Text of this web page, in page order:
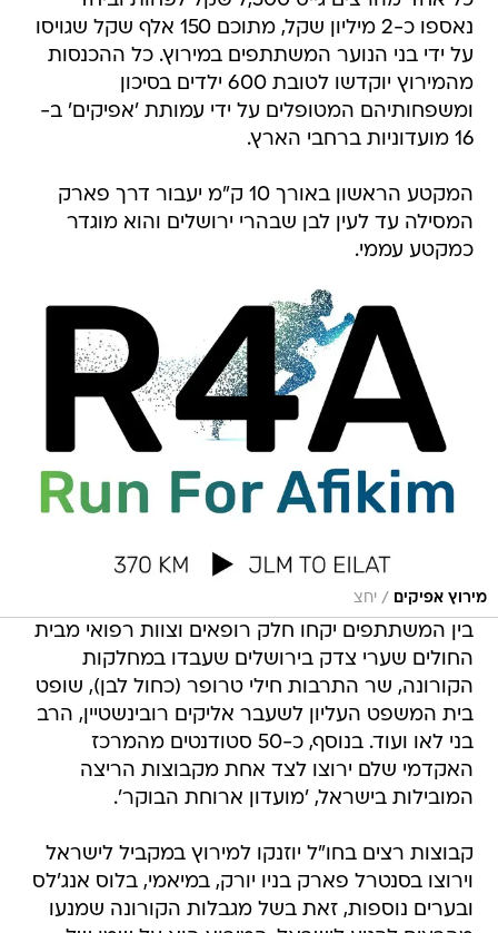
נאספו כ-2 מיליון שקל, מתוכם 150 אלף שקל שגויסו
על ידי בני הנוער המשתתפים במירוץ. כל ההכנסות
מהמירוץ יוקדשו לטובת 600 ילדים בסיכון
ומשפחותיהם המטופלים על ידי עמותת 'אפיקים' ב-
16 מועדוניות ברחבי הארץ.
המקטע הראשון באורך 10 ק"מ יעבור דרך פארק
המסילה עד לעין לבן שבהרי ירושלים והוא מוגדר
כמקטע עממי.
מירוץ אפיקים / יחצ
בין המשתתפים יקחו חלק רופאים וצוות רפואי מבית
החולים שערי צדק בירושלים שעבדו במחלקות
הקורונה, שר התרבות חילי טרופר (כחול לבן), שופט
בית המשפט העליון לשעבר אליקים רובינשטיין, הרב
בני לאו ועוד. בנוסף, כ-50 סטודנטים מהמרכז
האקדמי שלם ירוצו לצד אחת מקבוצות הריצה
המובילות בישראל, 'מועדון ארוחת הבוקר'.
קבוצות רצים בחו"ל יוזנקו למירוץ במקביל לישראל
וירוצו בסנטרל פארק בניו יורק, במיאמי, בלוס אנג'לס
ובערים נוספות, זאת בשל מגבלות הקורונה שמנעו